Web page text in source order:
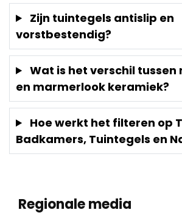
Zijn tuintegels antislip en
vorstbestendig?
Wat is het verschil
en marmerlook keramiek?
Hoe werkt het filteren op
Badkamers, Tuintegels en
Regionale media